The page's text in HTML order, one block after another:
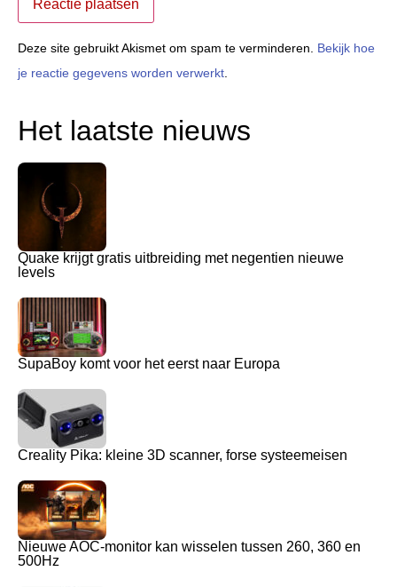
Deze site gebruikt Akismet om spam te verminderen. Bekijk hoe
je reactie gegevens worden verwerkt.
Het laatste nieuws
Quake krijgt gratis uitbreiding met negentien nieuwe
levels
SupaBoy komt voor het eerst naar Europa
Creality Pika: kleine 3D scanner, forse systeemeisen
Nieuwe AOC-monitor kan wisselen tussen 260, 360 en
500Hz